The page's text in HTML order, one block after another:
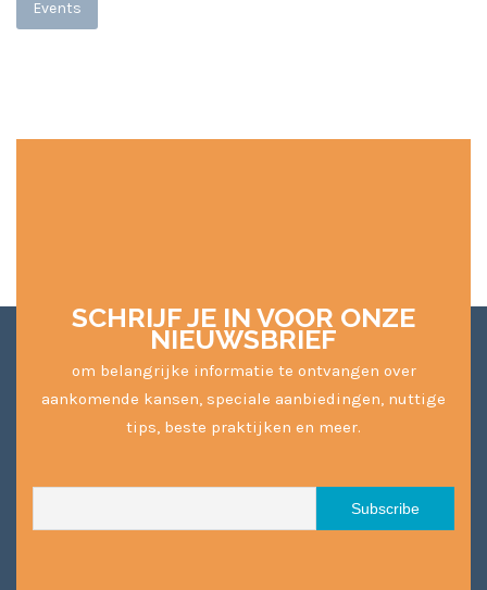
Events
SCHRIJF JE IN VOOR ONZE
NIEUWSBRIEF
om belangrijke informatie te ontvangen over
aankomende kansen, speciale aanbiedingen, nuttige
tips, beste praktijken en meer.